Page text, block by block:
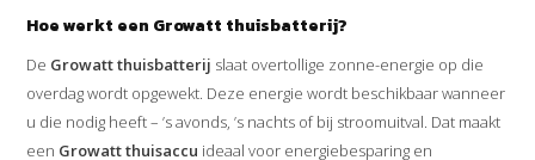
Hoe werkt een Growatt thuisbatterij?
De Growatt thuisbatterij slaat overtollige zonne-energie op die
overdag wordt opgewekt. Deze energie wordt beschikbaar wanneer
u die nodig heeft – ’s avonds, ’s nachts of bij stroomuitval. Dat maakt
een Growatt thuisaccu ideaal voor energiebesparing en